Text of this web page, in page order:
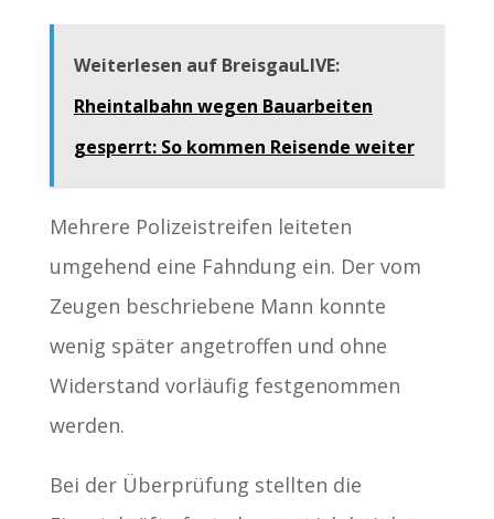
Weiterlesen auf BreisgauLIVE:
Rheintalbahn wegen Bauarbeiten
gesperrt: So kommen Reisende weiter
Mehrere Polizeistreifen leiteten
umgehend eine Fahndung ein. Der vom
Zeugen beschriebene Mann konnte
wenig später angetroffen und ohne
Widerstand vorläufig festgenommen
werden.
Bei der Überprüfung stellten die